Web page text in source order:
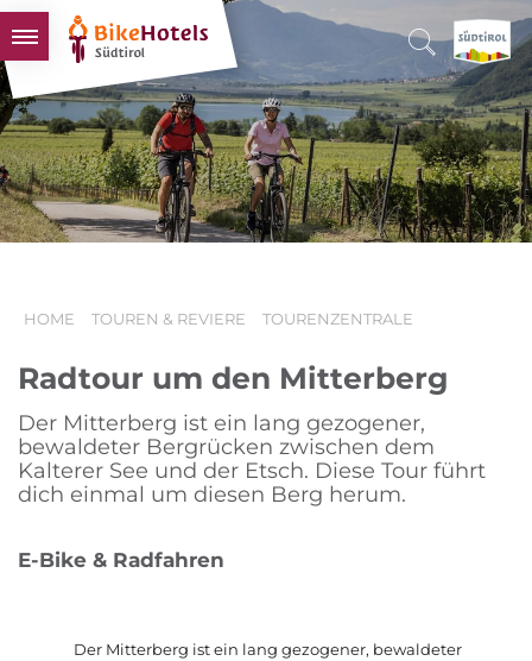
BIKEHOTELS
HOTELS & PAKETE
TOUREN & REVIERE
SÜDTIROL & WIR
HOME TOUREN & REVIERE TOURENZENTRALE
Radtour um den Mitterberg
Der Mitterberg ist ein lang gezogener,
bewaldeter Bergrücken zwischen dem
Kalterer See und der Etsch. Diese Tour führt
dich einmal um diesen Berg herum.
E-Bike & Radfahren
Der Mitterberg ist ein lang gezogener, bewaldeter